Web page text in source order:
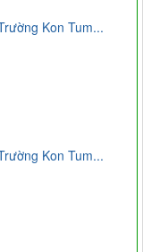
Kon Tum...
Kon Tum...